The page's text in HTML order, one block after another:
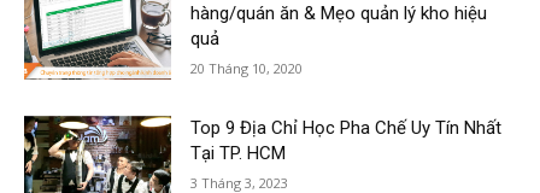
hàng/quán ăn & Mẹo quản lý kho hiệu
quả
20 Tháng 10, 2020
Top 9 Địa Chỉ Học Pha Chế Uy Tín Nhất
Tại TP. HCM
3 Tháng 3, 2023